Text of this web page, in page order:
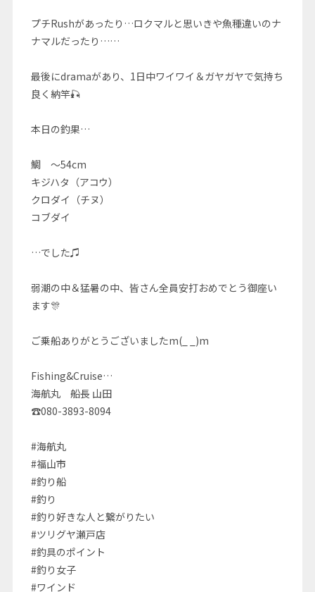
プチRushがあったり…ロクマルと思いきや魚種違いのナ
ナマルだったり……
最後にdramaがあり、1日中ワイワイ＆ガヤガヤで気持ち
良く納竿🎣
本日の釣果…
鯛 〜54cm
キジハタ（アコウ）
クロダイ（チヌ）
コブダイ
…でした♫
弱潮の中＆猛暑の中、皆さん全員安打おめでとう御座い
ます🎊
ご乗船ありがとうございましたm(_ _)m
Fishing&Cruise…
海航丸 船長 山田
☎080-3893-8094
#海航丸
#福山市
#釣り船
#釣り
#釣り好きな人と繋がりたい
#ツリグヤ瀬戸店
#釣具のポイント
#釣り女子
#ワインド